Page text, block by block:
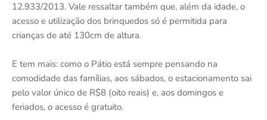
12.933/2013. Vale ressaltar também que, além da idade, o
acesso e utilização dos brinquedos só é permitida para
crianças de até 130cm de altura.
E tem mais: como o Pátio está sempre pensando na
comodidade das famílias, aos sábados, o estacionamento sai
pelo valor único de R$8 (oito reais) e, aos domingos e
feriados, o acesso é gratuito.